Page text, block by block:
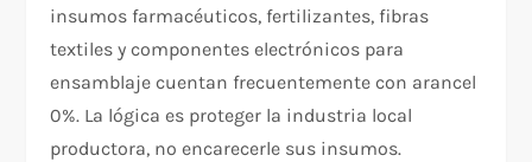
insumos farmacéuticos, fertilizantes, fibras
textiles y componentes electrónicos para
ensamblaje cuentan frecuentemente con arancel
0%. La lógica es proteger la industria local
productora, no encarecerle sus insumos.